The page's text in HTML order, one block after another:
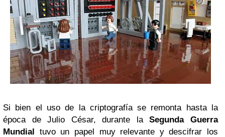
Si bien el uso de la criptografía se remonta hasta la
época de Julio César, durante laSegunda Guerra
Mundial tuvo un papel muy relevante y descifrar los